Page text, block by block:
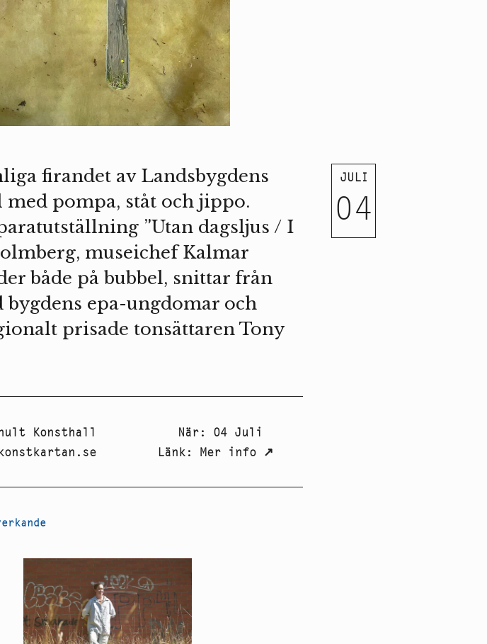
JULI
04
firandet av Landsbygdens
pompa, ståt och jippo.
”Utan dagsljus / I
museichef Kalmar
både på bubbel, snittar från
epa-ungdomar och
prisade tonsättaren Tony
Konsthall När: 04 Juli
Länk: Mer info↗